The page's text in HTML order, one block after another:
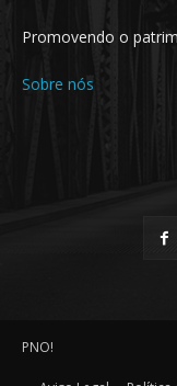
Promovendo o
Sobre nós
PNO!